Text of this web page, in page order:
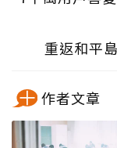
重返和平
作者文章